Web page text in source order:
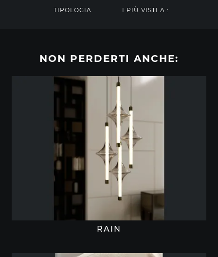
TIPOLOGIA
I PIÙ VISTI A :
NON PERDERTI ANCHE:
RAIN